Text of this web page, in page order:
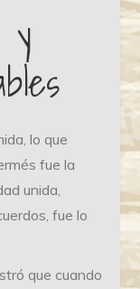
y
lo que
fue la
unida,
fue lo
que cuando